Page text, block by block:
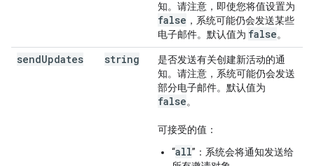
知。请注意，即使您将值设置为
false ，系统可能仍会发送某些
电子邮件。默认值为 false。
sendUpdates string
是否发送有关创建新活动的通
知。请注意，系统可能仍会发送
部分电子邮件。默认值为
false。
可接受的值：
“all”：系统会将通知发送给